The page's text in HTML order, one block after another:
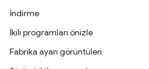
İndirme
İkili programları önizle
Fabrika ayarı görüntüleri